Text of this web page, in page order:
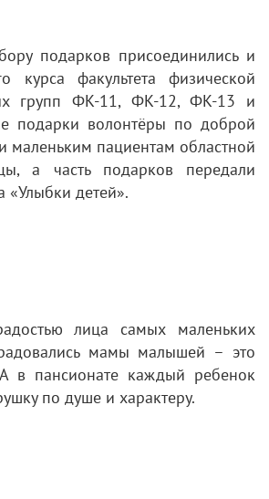
подарков присоединились и
курса факультета физической
групп ФК-11, ФК-12, ФК-13 и
подарки волонтёры по доброй
маленьким пациентам областной
а часть подарков передали
«Улыбки детей».
лица самых маленьких
мамы малышей – это
А в пансионате каждый ребенок
по душе и характеру.